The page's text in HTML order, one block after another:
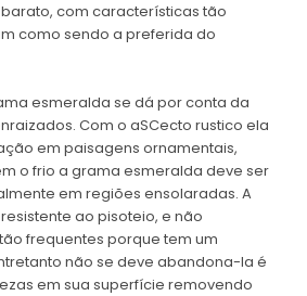
com características tão
como sendo a preferida do
esmeralda se dá por conta da
Com o aSCecto rustico ela
em paisagens ornamentais,
o frio a grama esmeralda deve ser
em regiões ensolaradas. A
ao pisoteio, e não
frequentes porque tem um
não se deve abandona-la é
em sua superfície removendo